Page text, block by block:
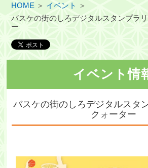
・観光ガイド
・ツアー
アクセス
HOME ＞ イベント ＞
バスケの街のしろデジタルスタンプラ
ー
イベント情
バスケの街のしろデジタルスタ
クォーター